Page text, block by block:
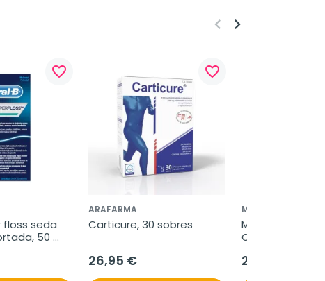
favorite_border
floss seda
50
favorite_border
ARAFARMA
Carticure, 30 sobres
26,95 €
MARTIDERM
Martiderm
Cápsulas, 60
25,95 €
keyboard_arrow_left keyboard_arrow_right